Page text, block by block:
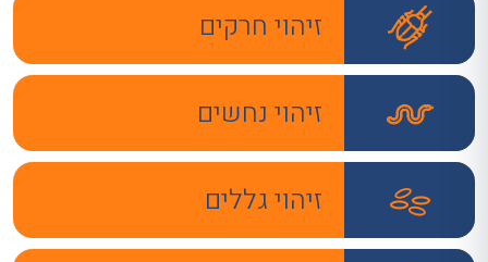
זיהוי חרקים
זיהוי נחשים
זיהוי גללים